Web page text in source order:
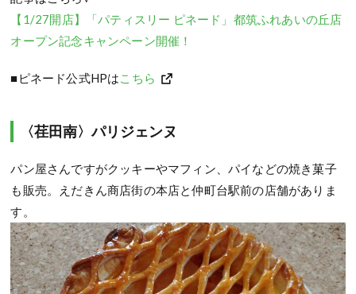
【1/27開店】「パティスリー ピネード」都筑ふれあいの丘店
オープン記念キャンペーン開催！
■ピネード公式HPはこちら
〈荏田南〉パリジェンヌ
パン屋さんですがクッキーやマフィン、パイなどの焼き菓子
も販売。えだきん商店街の本店と仲町台駅前の店舗がありま
す。